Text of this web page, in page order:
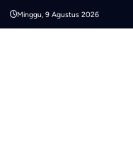
Minggu, 9 Agustus 2026